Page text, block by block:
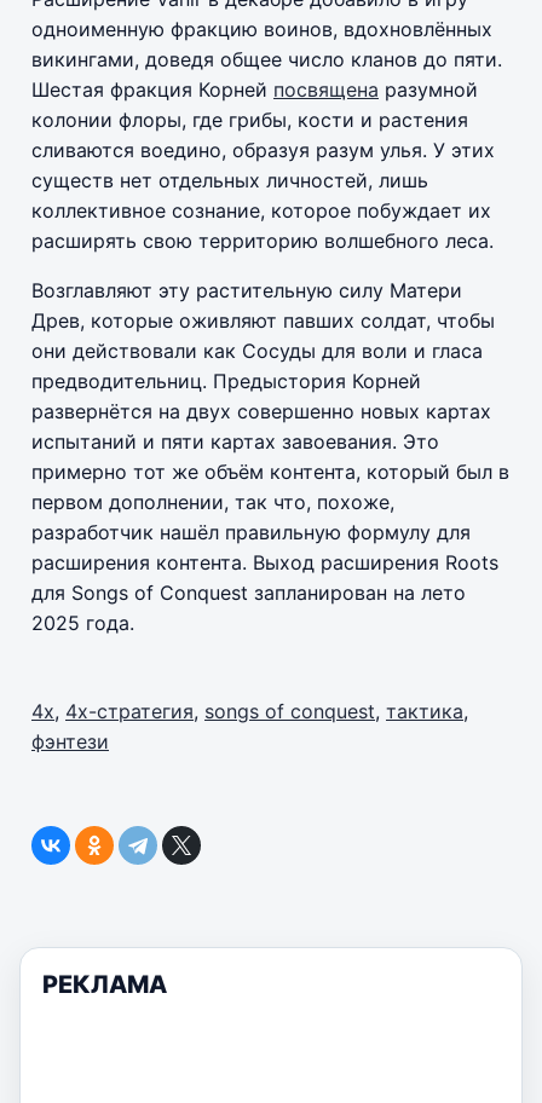
одноименную фракцию воинов, вдохновлённых
викингами, доведя общее число кланов до пяти.
Шестая фракция Корней посвящена разумной
колонии флоры, где грибы, кости и растения
сливаются воедино, образуя разум улья. У этих
существ нет отдельных личностей, лишь
коллективное сознание, которое побуждает их
расширять свою территорию волшебного леса.
Возглавляют эту растительную силу Матери
Древ, которые оживляют павших солдат, чтобы
они действовали как Сосуды для воли и гласа
предводительниц. Предыстория Корней
развернётся на двух совершенно новых картах
испытаний и пяти картах завоевания. Это
примерно тот же объём контента, который был в
первом дополнении, так что, похоже,
разработчик нашёл правильную формулу для
расширения контента. Выход расширения Roots
для Songs of Conquest запланирован на лето
2025 года.
4х, 4х-стратегия, songs of conquest, тактика,
фэнтези
РЕКЛАМА